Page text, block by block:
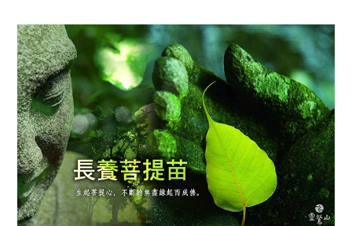
圓滿覺-華嚴期